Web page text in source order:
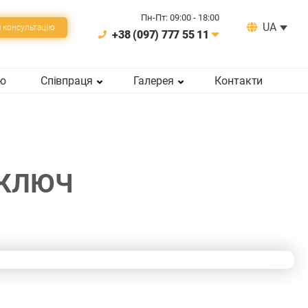
консультацiю
Пн-Пт: 09:00 - 18:00
+38 (097) 777 55 11
UA
Співпраця Галерея Контакти